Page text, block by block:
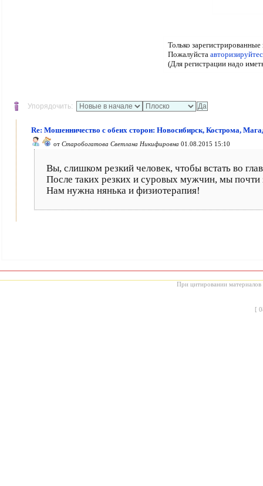
Только
Пожалуйста
(Для регистрации надо
Упорядочить:
Re: Мошенничество с обеих сторон: Новосибирск, Кострома,
от Старобогатова Светлана Никифировна 01.08.2015 15:10
Вы, слишком резкий человек, чтобы встать во
После таких резких и суровых мужчин, мы почти
Нам нужна нянька и физиотерапия!
При цитировании материалов
[